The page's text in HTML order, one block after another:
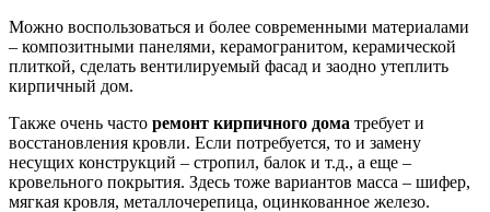
Можно воспользоваться и более современными материалами
– композитными панелями, керамогранитом, керамической
плиткой, сделать вентилируемый фасад и заодно утеплить
кирпичный дом.
Также очень часто ремонт кирпичного дома требует и
восстановления кровли. Если потребуется, то и замену
несущих конструкций – стропил, балок и т.д., а еще –
кровельного покрытия. Здесь тоже вариантов масса – шифер,
мягкая кровля, металлочерепица, оцинкованное железо.